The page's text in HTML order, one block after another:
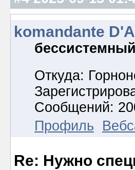
komandante
Откуда:
Сообщений:
Профиль
Re: Нужно